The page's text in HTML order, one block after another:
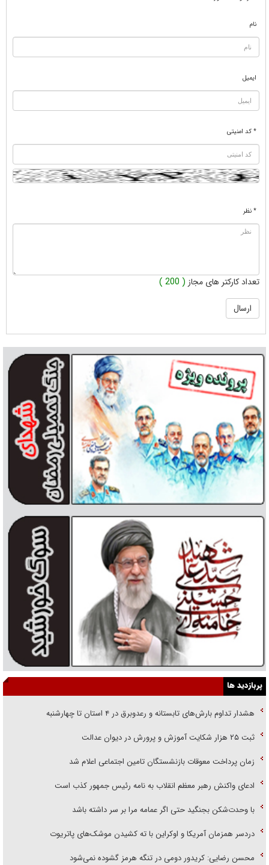
نام
ایمیل
* کد امنیتی
* نظر
تعداد کارکتر های مجاز ( 200 )
پربازدید ها
هشدار تداوم بارش‌های تابستانه و رعدوبرق در ۴ استان تا چهارشنبه
ثبت ۲۵ هزار شکایت آموزش و پرورش در دیوان عدالت
زمان پرداخت معوقات بازنشستگان تامین اجتماعی اعلام شد
ادعای واکنش رهبر معظم انقلاب به نامه رئیس جمهور کذب است
با وحدت‌شکن بجنگید حتی اگر عمامه مرا بر سر داشته باشد
دردسر همزمان آمریکا و اوکراین با ته کشیدن موشک‌های پاتریوت
محسن رضایی: کریدور دومی در تنگه هرمز گشوده نمی‌شود